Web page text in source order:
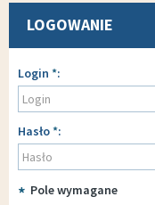
LOGOWANIE
Logowanie
Login *
Hasło*
* Pole wymagane